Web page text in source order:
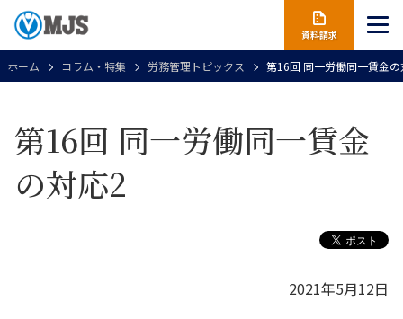
資料請求
ホーム コラム・特集 労務管理トピックス 第16回 同一労働同一賃金
第16回 同一労働同一賃金
の対応2
2021年5月12日